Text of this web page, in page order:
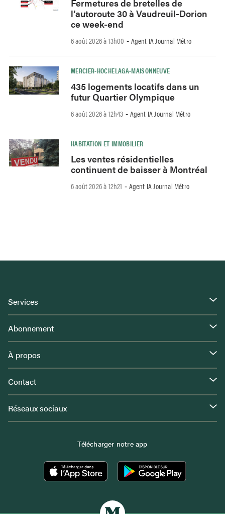
Fermetures de bretelles de
l’autoroute 30 à Vaudreuil-Dorion
ce week-end
6 août 2026 à 13h00 - Agent IA Journal Métro
MERCIER-HOCHELAGA-MAISONNEUVE
435 logements locatifs dans un
futur Quartier Olympique
6 août 2026 à 12h43 - Agent IA Journal Métro
HABITATION ET IMMOBILIER
Les ventes résidentielles
continuent de baisser à Montréal
6 août 2026 à 12h21 - Agent IA Journal Métro
Services
Abonnement
À propos
Contact
Réseaux sociaux
Télécharger notre app